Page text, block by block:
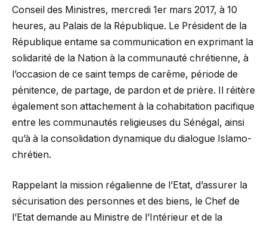
Conseil des Ministres, mercredi 1er mars 2017, à 10
heures, au Palais de la République. Le Président de la
République entame sa communication en exprimant la
solidarité de la Nation à la communauté chrétienne, à
l’occasion de ce saint temps de carême, période de
pénitence, de partage, de pardon et de prière. Il réitère
également son attachement à la cohabitation pacifique
entre les communautés religieuses du Sénégal, ainsi
qu’à à la consolidation dynamique du dialogue Islamo-
chrétien.
Rappelant la mission régalienne de l’Etat, d’assurer la
sécurisation des personnes et des biens, le Chef de
l’Etat demande au Ministre de l’Intérieur et de la